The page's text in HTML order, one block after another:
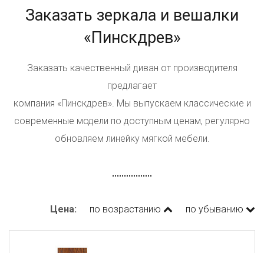
Заказать зеркала и вешалки
«Пинскдрев»
Заказать качественный диван от производителя
предлагает
компания «Пинскдрев». Мы выпускаем классические и
современные модели по доступным ценам, регулярно
обновляем линейку мягкой мебели.
Цена: по возрастанию по убыванию